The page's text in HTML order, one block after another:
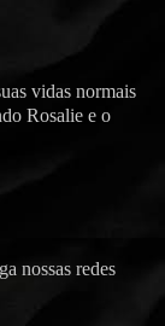
vidas normais
Rosalie e o
nossas redes